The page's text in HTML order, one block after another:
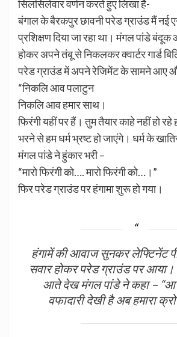
सिलसिलेवार वर्णन करते हुए लिखा है-
बंगाल के बैरकपुर छावनी परेड ग्राउंड मैं नई
प्रशिक्षण दिया जा रहा था। मंगल पांडे
होकर अपने तंबू से निकलकर क्वार्टर गार्ड
परेड ग्राउंड में अपने रेजिमेंट के सामने आए
“निकलि आव पलाटुन
निकलि आव हमार साथ।
फिरंगी यहीं पर हैं। तुम तैयार काहे नहीं हो रहे
भरने से हम धर्म भ्रष्ट हो जाएंगे। धर्म के
मंगल पांडे ने हुंकार भरी –
“मारो फिरंगी को…. मारो फिरंगी को…।”
फिर परेड ग्राउंड पर हंगामा शुरू हो गया।
हंगामें की आवाज सुनकर लेफ्टिनेंट
सवार होकर परेड ग्राउंड पर
आते देख मंगल पांडे ने कहा –
वफादारी देखी है अब हमारा